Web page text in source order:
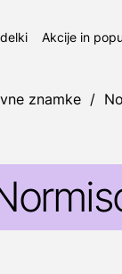
Akcije in
znamke /